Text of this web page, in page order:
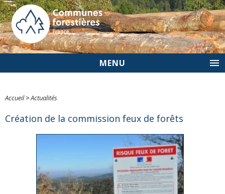
MENU
Accueil>Actualités
Création de la commission feux de forêts